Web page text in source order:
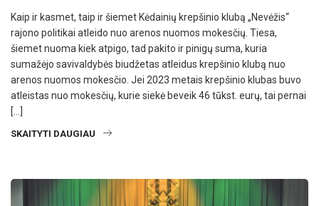
Kaip ir kasmet, taip ir šiemet Kėdainių krepšinio klubą „Nevėžis“
rajono politikai atleido nuo arenos nuomos mokesčių. Tiesa,
šiemet nuoma kiek atpigo, tad pakito ir pinigų suma, kuria
sumažėjo savivaldybės biudžetas atleidus krepšinio klubą nuo
arenos nuomos mokesčio. Jei 2023 metais krepšinio klubas buvo
atleistas nuo mokesčių, kurie siekė beveik 46 tūkst. eurų, tai pernai
[…]
SKAITYTI DAUGIAU